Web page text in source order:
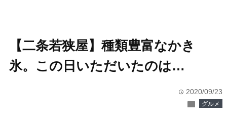
【二条若狭屋】種類豊富なかき
氷。この日いただいたのは…
time 2020/09/23
folder グルメ